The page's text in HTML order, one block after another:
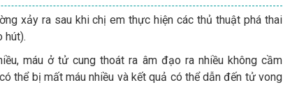
xảy ra sau khi chị em thực hiện các thủ thuật phá thai
hút).
máu ở tử cung thoát ra âm đạo ra nhiều không cầm
thể bị mất máu nhiều và kết quả có thể dẫn đến tử vong